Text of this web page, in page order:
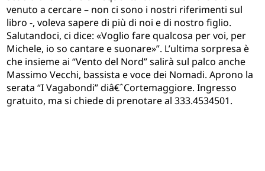
venuto a cercare – non ci sono i nostri riferimenti sul
libro -, voleva sapere di più di noi e di nostro figlio.
Salutandoci, ci dice: «Voglio fare qualcosa per voi, per
Michele, io so cantare e suonare»”. L’ultima sorpresa è
che insieme ai “Vento del Nord” salirà sul palco anche
Massimo Vecchi, bassista e voce dei Nomadi. Aprono la
serata “I Vagabondi” diâ€ˆCortemaggiore. Ingresso
gratuito, ma si chiede di prenotare al 333.4534501.